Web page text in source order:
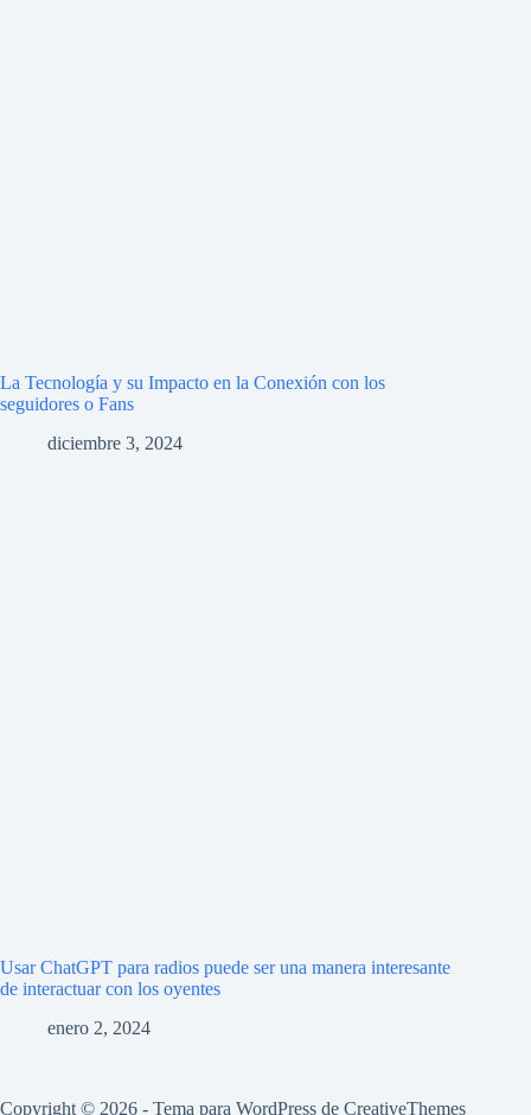
La Tecnología y su Impacto en la Conexión con los
seguidores o Fans
diciembre 3, 2024
Usar ChatGPT para radios puede ser una manera interesante
de interactuar con los oyentes
enero 2, 2024
Copyright © 2026 - Tema para WordPress de CreativeThemes